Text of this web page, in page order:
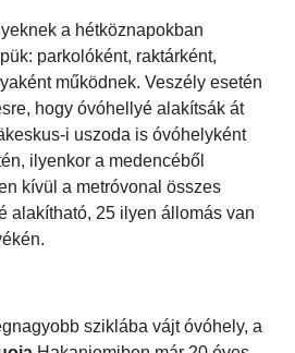
a hétköznapokban
parkolóként, raktárként,
működnek. Veszély esetén
hogy óvóhellyé alakítsák át
i uszoda is óvóhelyként
ilyenkor a medencéből
kívül a metróvonal összes
alakítható, 25 ilyen állomás van
sziklába vájt óvóhely, a